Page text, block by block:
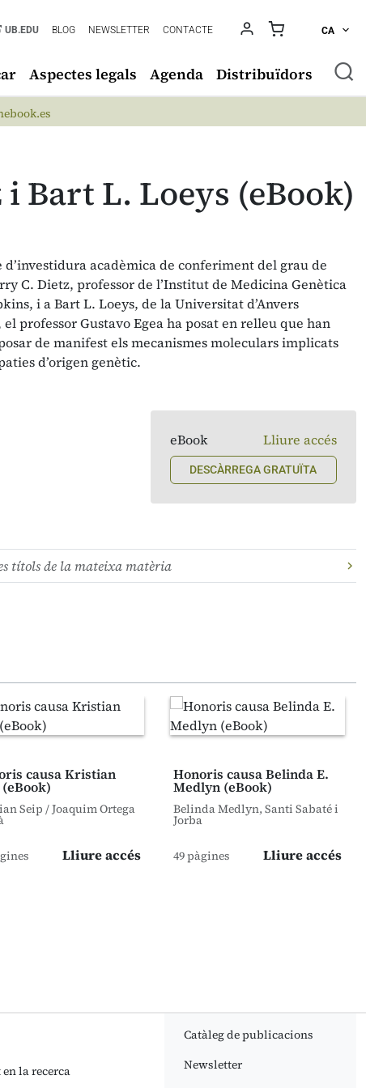
UB.EDU BLOG NEWSLETTER CONTACTE CA
Aspectes legals Agenda Distribuïdors
Bart L. Loeys (eBook)
d’investidura acadèmica de conferiment del grau de
C. Dietz, professor de l’Institut de Medicina Genètica
i a Bart L. Loeys, de la Universitat d’Anvers
professor Gustavo Egea ha posat en relleu que han
de manifest els mecanismes moleculars implicats
d’origen genètic.
eBook Lliure accés
DESCÀRREGA GRATUÏTA
títols de la mateixa matèria
causa Kristian
Seip / Joaquim Ortega
Lliure accés
Honoris causa Belinda E.
Medlyn (eBook)
Belinda Medlyn, Santi Sabaté i
Jorba
49 pàgines Lliure accés
la recerca
Catàleg de publicacions
Newsletter